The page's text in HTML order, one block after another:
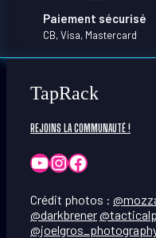
Paiement sécurisé
CB, Visa, Mastercard
TapRack
REJOINS LA COMMUNAUTÉ !
YouTube
Instagram
Facebook
Crédit photos :
@darkbrener